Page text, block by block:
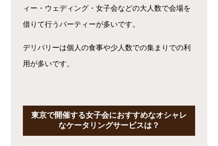
ィー・ウェディング・女子会などの大人数で会場を
借りて行うパーティーが多いです。
デリバリーは個人の食事や少人数での集まりでの利
用が多いです。
東京で開催する女子会におすすめなオシャレ
なケータリングサービスは？